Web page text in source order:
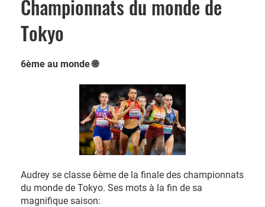
Championnats du monde de
Tokyo
6ème au monde 🌐
Audrey se classe 6ème de la finale des championnats
du monde de Tokyo. Ses mots à la fin de sa
magnifique saison: